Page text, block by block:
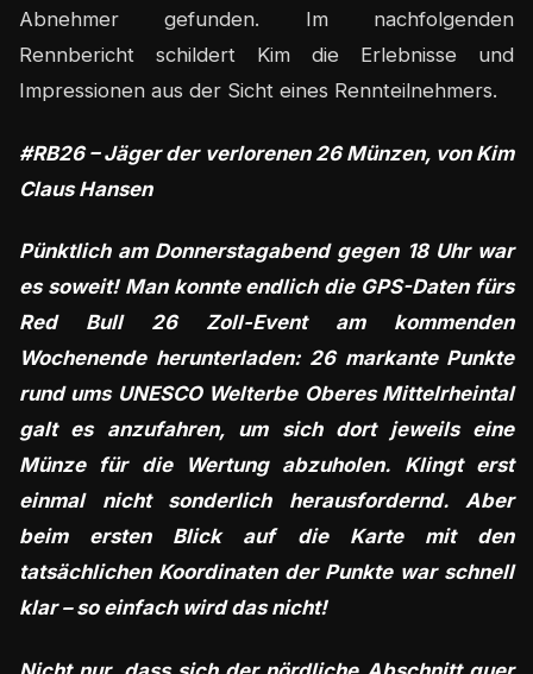
Abnehmer gefunden. Im nachfolgenden
Rennbericht schildert Kim die Erlebnisse und
Impressionen aus der Sicht eines Rennteilnehmers.
#RB26 – Jäger der verlorenen 26 Münzen, von Kim
Claus Hansen
Pünktlich am Donnerstagabend gegen 18 Uhr war
es soweit! Man konnte endlich die GPS-Daten fürs
Red Bull 26 Zoll-Event am kommenden
Wochenende herunterladen: 26 markante Punkte
rund ums UNESCO Welterbe Oberes Mittelrheintal
galt es anzufahren, um sich dort jeweils eine
Münze für die Wertung abzuholen. Klingt erst
einmal nicht sonderlich herausfordernd. Aber
beim ersten Blick auf die Karte mit den
tatsächlichen Koordinaten der Punkte war schnell
klar – so einfach wird das nicht!